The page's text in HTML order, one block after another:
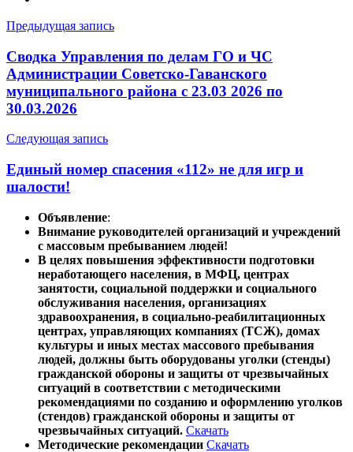
Навигация
по
записям
Предыдущая запись
Сводка Управления по делам ГО и ЧС
Администрации Советско-Гаванского
муниципального района с 23.03 2026 по
30.03.2026
Следующая запись
Единый номер спасения «112» не для игр и
шалости!
Объявление:
Внимание руководителей организаций и учреждений
с массовым пребыванием людей!
В целях повышения эффективности подготовки
неработающего населения, в МФЦ, центрах
занятости, социальной поддержки и социального
обслуживания населения, организациях
здравоохранения, в социально-реабилитационных
центрах, управляющих компаниях (ТСЖ), домах
культуры и иных местах массового пребывания
людей, должны быть оборудованы уголки (стенды)
гражданской обороны и защиты от чрезвычайных
ситуаций в соответствии с методическими
рекомендациями по созданию и оформлению уголков
(стендов) гражданской обороны и защиты от
чрезвычайных ситуаций. Скачать
Методические рекомендации Скачать